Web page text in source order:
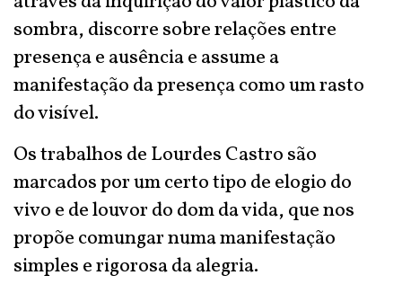
sombra, discorre sobre relações entre
presença e ausência e assume a
manifestação da presença como um rasto
do visível.
Os trabalhos de Lourdes Castro são
marcados por um certo tipo de elogio do
vivo e de louvor do dom da vida, que nos
propõe comungar numa manifestação
simples e rigorosa da alegria.